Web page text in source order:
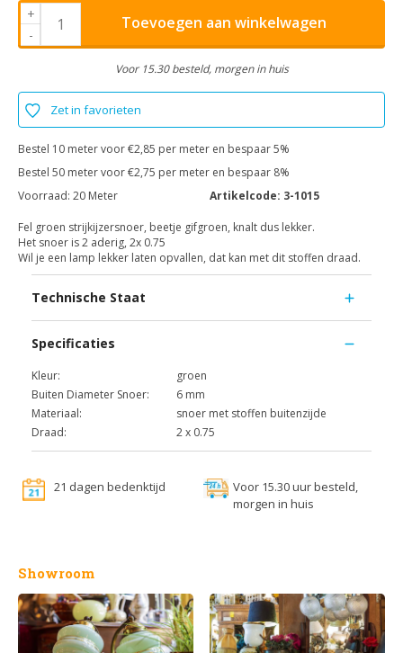
+
-
Toevoegen aan winkelwagen
Voor 15.30 besteld, morgen in huis
Zet in favorieten
Bestel 10 meter voor €2,85 per meter en bespaar 5%
Bestel 50 meter voor €2,75 per meter en bespaar 8%
Voorraad: 20 Meter Artikelcode: 3-1015
Fel groen strijkijzersnoer, beetje gifgroen, knalt dus lekker.
Het snoer is 2 aderig, 2x 0.75
Wil je een lamp lekker laten opvallen, dat kan met dit stoffen draad.
Technische Staat
Specificaties
Kleur:
groen
Buiten Diameter Snoer:
6 mm
Materiaal:
snoer met stoffen buitenzijde
Draad:
2 x 0.75
21 dagen bedenktijd
Voor 15.30 uur besteld,
morgen in huis
Showroom